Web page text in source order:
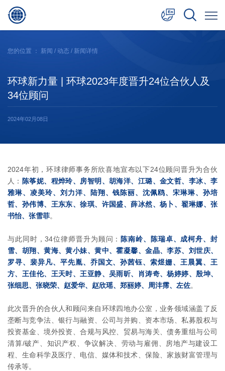
日本語
您的位置 ： 新闻 / 动态 / 新闻详情
环球新力量 | 环球2023年度晋升24位合伙人及
34位顾问
2024年02月08日
2024年初，环球律师事务所欣喜地宣布以下24位顾问晋升为合伙
人： 陈筝妮、程烨玲、房智明、胡海洋、江璐、金文哲、李冰、李
雅琳、凌美玲、刘力洋、陆翔、钱陈丽、沈佩鸥、宋琳琳、孙培
哲、孙伟博、王东东、徐琪、许国盛、薛冰然、杨卜、翟琳娜、张
书怡、张雪菲。
与此同时，34位律师晋升为顾问： 陈南岭、陈瑞卓、成柯舟、封
雪、胡翔、黄海、黄小妹、黄中、霍凝馨、金晶、李苏、刘世庆、
罗寻、裴异凡、平先胤、乔国文、孙茜钰、索煜姗、王晨翼、王
方、王佳伦、王天时、王亚静、吴雨昕、肖涛奇、杨婷婷、殷坤、
张细思、张晓荣、赵爱华、赵欣瑶、郑丽婷、周沣霈、左佐。
此次晋升的合伙人和顾问来自环球四地办公室，业务领域涵盖了反
垄断与竞争法、银行与融资、公司与并购、资本市场、私募股权与
投资基金、境外投资、合规与风控、贸易与海关、债务重组与公司
清算/破产、知识产权、争议解决、劳动与雇佣、房地产与建设工
程、生命科学及医疗、电信、媒体和技术、保险、家族财富管理与
传承等。